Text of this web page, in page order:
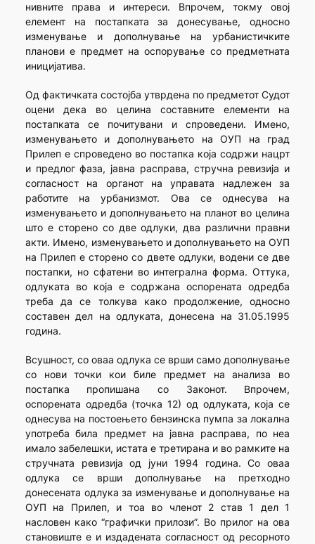
нивните права и интереси. Впрочем, токму овој
елемент на постапката за донесување, односно
изменување и дополнување на урбанистичките
планови е предмет на оспорување со предметната
иницијатива.
Од фактичката состојба утврдена по предметот Судот
оцени дека во целина составните елементи на
постапката се почитувани и спроведени. Имено,
изменувањето и дополнувањето на ОУП на град
Прилеп е спроведено во постапка која содржи нацрт
и предлог фаза, јавна расправа, стручна ревизија и
согласност на органот на управата надлежен за
работите на урбанизмот. Ова се однесува на
изменувањето и дополнувањето на планот во целина
што е сторено со две одлуки, два различни правни
акти. Имено, изменувањето и дополнувањето на ОУП
на Прилеп е сторено со двете одлуки, водени се две
постапки, но сфатени во интегрална форма. Оттука,
одлуката во која е содржана оспорената одредба
треба да се толкува како продолжение, односно
составен дел на одлуката, донесена на 31.05.1995
година.
Всушност, со оваа одлука се врши само дополнување
со нови точки кои биле предмет на анализа во
постапка пропишана со Законот. Впрочем,
оспорената одредба (точка 12) од одлуката, која се
однесува на постоењето бензинска пумпа за локална
употреба била предмет на јавна расправа, по неа
имало забелешки, истата е третирана и во рамките на
стручната ревизија од јуни 1994 година. Со оваа
одлука се врши дополнување на претходно
донесената одлука за изменување и дополнување на
ОУП на Прилеп, и тоа во членот 2 став 1 дел 1
насловен како “графички прилози”. Во прилог на ова
становиште е и издадената согласност од ресорното